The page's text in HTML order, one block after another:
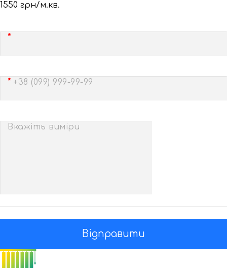
1550 грн/м.кв.
+38 (099) 999-99-99
Вкажіть виміри
Відправити